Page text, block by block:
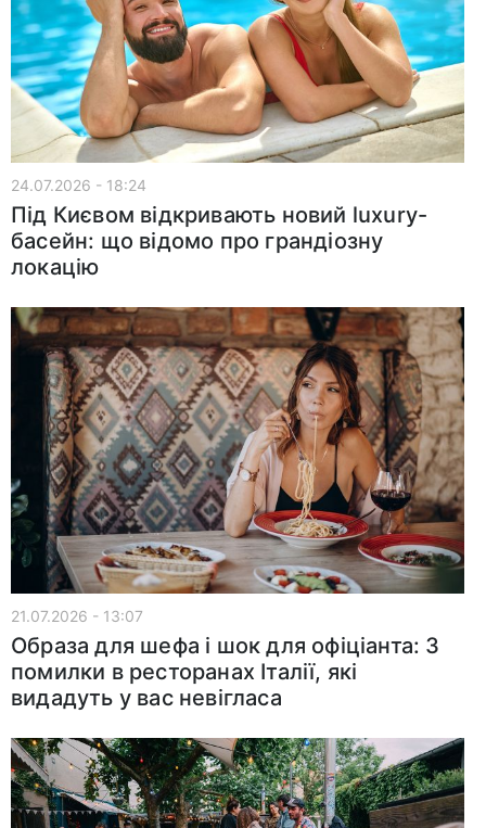
24.07.2026 - 18:24
Під Києвом відкривають новий luxury-
басейн: що відомо про грандіозну
локацію
21.07.2026 - 13:07
Образа для шефа і шок для офіціанта: 3
помилки в ресторанах Італії, які
видадуть у вас невігласа